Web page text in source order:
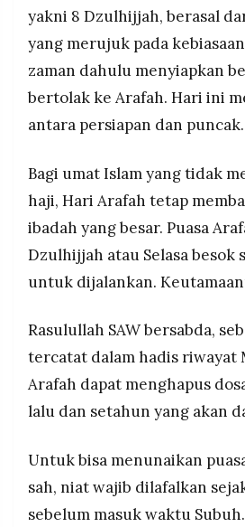
yakni 8 Dzulhijjah, berasal
yang merujuk pada
zaman dahulu menyiapkan
bertolak ke Arafah. Hari ini
antara persiapan dan puncak.
Bagi umat Islam yang tidak
haji, Hari Arafah tetap
ibadah yang besar. Puasa
Dzulhijjah atau Selasa besok
untuk dijalankan.
Rasulullah SAW bersabda,
tercatat dalam hadis riwayat
Arafah dapat menghapus
lalu dan setahun yang akan
Untuk bisa menunaikan
sah, niat wajib dilafalkan
sebelum masuk waktu